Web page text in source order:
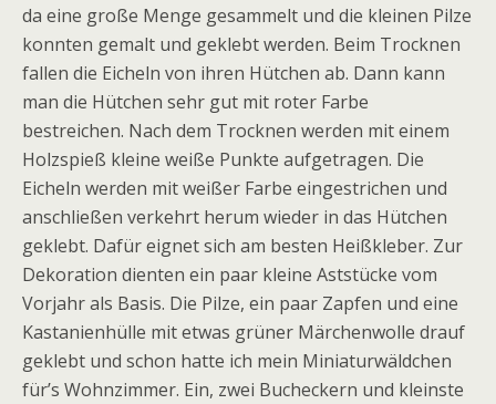
da eine große Menge gesammelt und die kleinen Pilze
konnten gemalt und geklebt werden. Beim Trocknen
fallen die Eicheln von ihren Hütchen ab. Dann kann
man die Hütchen sehr gut mit roter Farbe
bestreichen. Nach dem Trocknen werden mit einem
Holzspieß kleine weiße Punkte aufgetragen. Die
Eicheln werden mit weißer Farbe eingestrichen und
anschließen verkehrt herum wieder in das Hütchen
geklebt. Dafür eignet sich am besten Heißkleber. Zur
Dekoration dienten ein paar kleine Aststücke vom
Vorjahr als Basis. Die Pilze, ein paar Zapfen und eine
Kastanienhülle mit etwas grüner Märchenwolle drauf
geklebt und schon hatte ich mein Miniaturwäldchen
für’s Wohnzimmer. Ein, zwei Bucheckern und kleinste